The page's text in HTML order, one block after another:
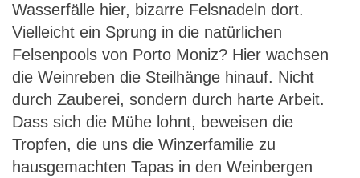
Wasserfälle hier, bizarre Felsnadeln dort.
Vielleicht ein Sprung in die natürlichen
Felsenpools von Porto Moniz? Hier wachsen
die Weinreben die Steilhänge hinauf. Nicht
durch Zauberei, sondern durch harte Arbeit.
Dass sich die Mühe lohnt, beweisen die
Tropfen, die uns die Winzerfamilie zu
hausgemachten Tapas in den Weinbergen